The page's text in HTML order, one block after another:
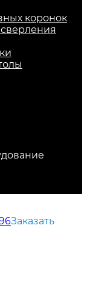
коронок
Заказать